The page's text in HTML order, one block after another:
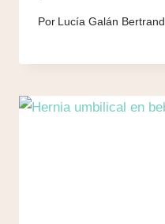
Por Lucía Galán Bertrand